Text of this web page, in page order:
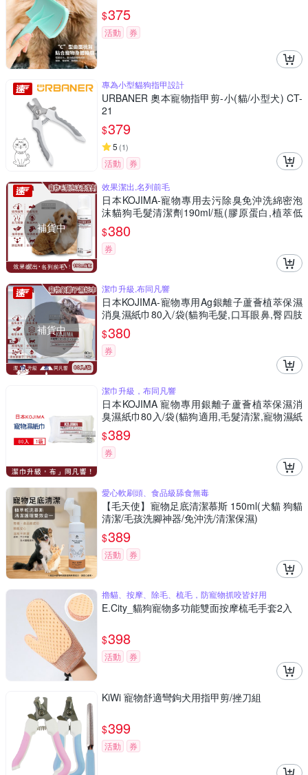
$375
活動 券
專為小型貓狗指甲設計
URBANER 奧本寵物指甲剪-小(貓/小型犬) CT-
21
$379
5 (1)
活動 券
補貨中
效果潔出,名列前毛
日本KOJIMA-寵物專用去污除臭免沖洗綿密泡
沫貓狗毛髮清潔劑190ml/瓶(膠原蛋白,植萃低
敏,保濕護膚,弱酸配方)
$380
券
補貨中
潔巾升級,布同凡響
日本KOJIMA-寵物專用Ag銀離子蘆薈植萃保濕
消臭濕紙巾80入/袋(貓狗毛髮,口耳眼鼻,臀四肢
皮膚,全身清潔)
$380
券
潔巾升級，布同凡響
日本KOJIMA 寵物專用銀離子蘆薈植萃保濕消
臭濕紙巾80入/袋(貓狗適用,毛髮清潔,寵物濕紙
巾,寵物清潔)
$389
券
愛心軟刷頭、食品級舔食無毒
【毛天使】寵物足底清潔慕斯 150ml(犬貓 狗貓
清潔/毛孩洗腳神器/免沖洗/清潔保濕)
$389
活動 券
擼貓、按摩、除毛、梳毛，防寵物抓咬皆好用
E.City_貓狗寵物多功能雙面按摩梳毛手套2入
$398
活動 券
KiWi 寵物舒適彎鉤犬用指甲剪/挫刀組
$399
活動 券